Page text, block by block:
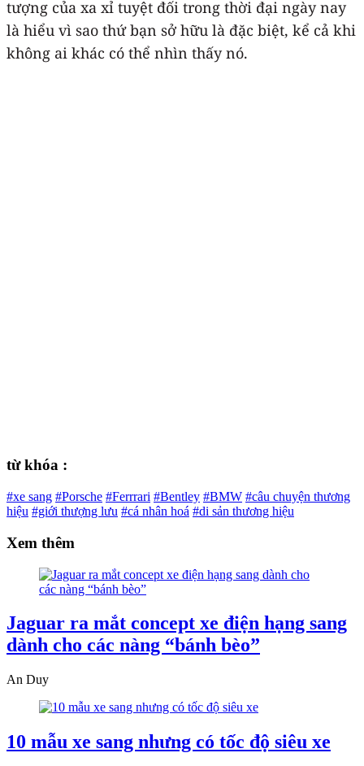
tượng của xa xỉ tuyệt đối trong thời đại ngày nay
là hiểu vì sao thứ bạn sở hữu là đặc biệt, kể cả khi
không ai khác có thể nhìn thấy nó.
từ khóa :
#xe sang #Porsche #Ferrrari #Bentley #BMW #câu chuyện thương
hiệu #giới thượng lưu #cá nhân hoá #di sản thương hiệu
Xem thêm
Jaguar ra mắt concept xe điện hạng sang
dành cho các nàng “bánh bèo”
An Duy
10 mẫu xe sang nhưng có tốc độ siêu xe